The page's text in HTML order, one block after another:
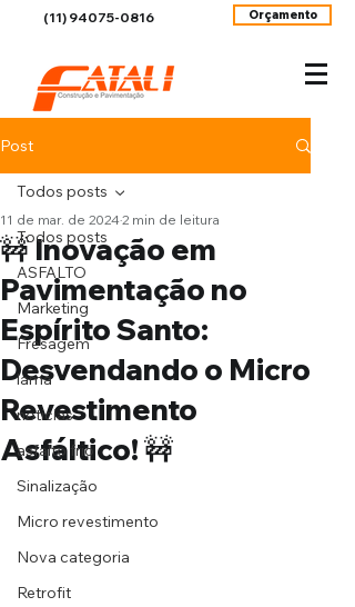
(11) 94075-0816 Orçamento
Post
Todos posts
ASFALTO
Marketing
Fresagem
lama
noticias
asfalto frio
Sinalização
Micro revestimento
Nova categoria
Retrofit
Todos posts
🚧 Inovação em
Pavimentação no
Espírito Santo:
Desvendando o Micro
Revestimento
Asfáltico! 🚧
11 de mar. de 20242 min de leitura